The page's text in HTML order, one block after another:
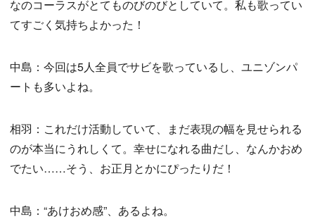
なのコーラスがとてものびのびとしていて。私も歌ってい
てすごく気持ちよかった！
中島：今回は5人全員でサビを歌っているし、ユニゾンパ
ートも多いよね。
相羽：これだけ活動していて、まだ表現の幅を見せられる
のが本当にうれしくて。幸せになれる曲だし、なんかおめ
でたい……そう、お正月とかにぴったりだ！
中島：“あけおめ感”、あるよね。